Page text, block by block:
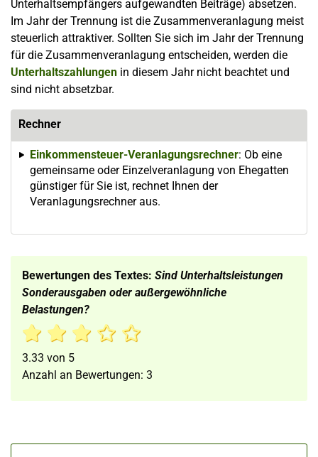
Unterhaltsempfängers aufgewandten Beiträge) absetzen.
Im Jahr der Trennung ist die Zusammenveranlagung meist
steuerlich attraktiver. Sollten Sie sich im Jahr der Trennung
für die Zusammenveranlagung entscheiden, werden die
Unterhaltszahlungen in diesem Jahr nicht beachtet und
sind nicht absetzbar.
Rechner
Einkommensteuer-Veranlagungsrechner: Ob eine
gemeinsame oder Einzelveranlagung von Ehegatten
günstiger für Sie ist, rechnet Ihnen der
Veranlagungsrechner aus.
Bewertungen des Textes: Sind Unterhaltsleistungen
Sonderausgaben oder außergewöhnliche
Belastungen?
3.33 von 5
Anzahl an Bewertungen: 3